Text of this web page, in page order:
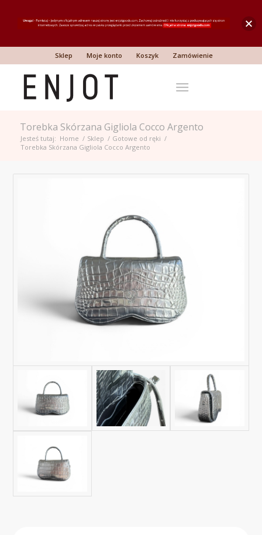
Sklep Moje konto Koszyk Zamówienie
Torebka Skórzana Gigliola Cocco Argento
Jesteś tutaj: Home / Sklep / Gotowe od ręki /
Torebka Skórzana Gigliola Cocco Argento